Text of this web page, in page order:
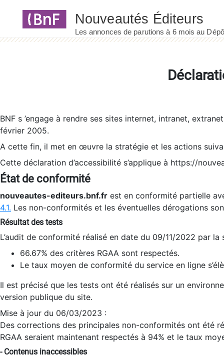
BNF s ’engage à rendre ses sites internet, intranet,
février 2005.
A cette fin, il met en œuvre la stratégie et les actions
Cette déclaration d’accessibilité s’applique à https://
État de conformité
nouveautes-editeurs.bnf.fr est en conformité partielle
4.1. Les non-conformités et les éventuelles dérogations
Résultat des tests
L’audit de conformité réalisé en date du 09/11/2022 par
66.67% des critères RGAA sont respectés.
Le taux moyen de conformité du service en ligne
Il est précisé que les tests ont été réalisés sur un
version publique du site.
Mise à jour du 06/03/2023 :
Des corrections des principales non-conformités ont été
RGAA seraient maintenant respectés à 94% et le taux
- Contenus inaccessibles